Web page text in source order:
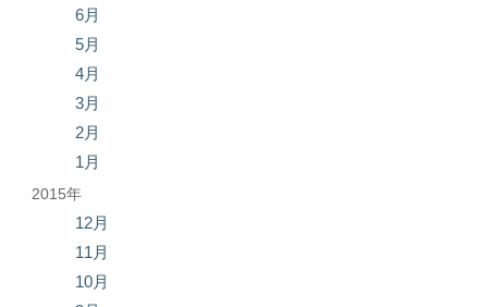
6月
5月
4月
3月
2月
1月
2015年
12月
11月
10月